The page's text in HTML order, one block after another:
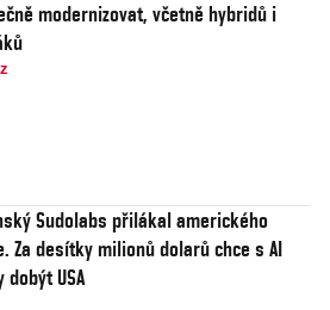
modernizovat, včetně hybridů i
Sudolabs přilákal amerického
Za desítky milionů dolarů chce s AI
dobýt USA